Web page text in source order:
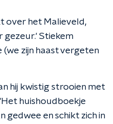
over het Malieveld,
gezeur.' Stiekem
(we zijn haast vergeten
hij kwistig strooien met
huishoudboekje
gedwee en schikt zich in